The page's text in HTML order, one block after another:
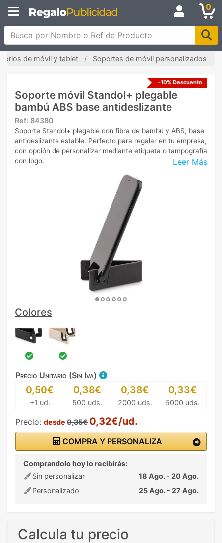
0
Busca por Nombre o Ref de Producto
de móvil y tablet Soportes de móvil personalizados
-10% Descuento
Soporte móvil Standol+ plegable
bambú ABS base antideslizante
Ref: 84380
Leer Más
Soporte Standol+ plegable con fibra de bambú y ABS, base
antideslizante estable. Perfecto para regalar en tu empresa,
con opción de personalizar mediante etiqueta o tampografía
con logo.
Colores
Precio Unitario (Sin Iva)
0,50€
+1 ud.
0,38€
500 uds.
0,38€
2000 uds.
0,33€
5000 uds.
Precio: desde 0,35€ 0,32€/ud.
COMPRA Y PERSONALIZA
Comprandolo hoy lo recibirás:
Sin personalizar
18 Ago. - 20 Ago.
Personalizado
25 Ago. - 27 Ago.
Calcula tu precio